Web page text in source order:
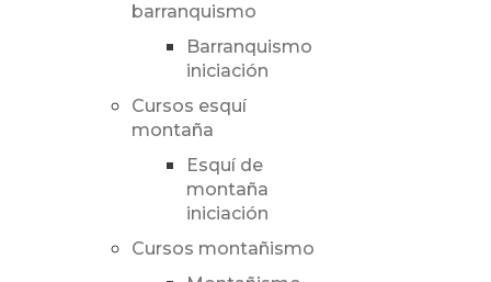
barranquismo
Barranquismo
iniciación
Cursos esquí
montaña
Esquí de
montaña
iniciación
Cursos montañismo